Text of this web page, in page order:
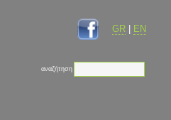
GR| EN
αναζήτηση